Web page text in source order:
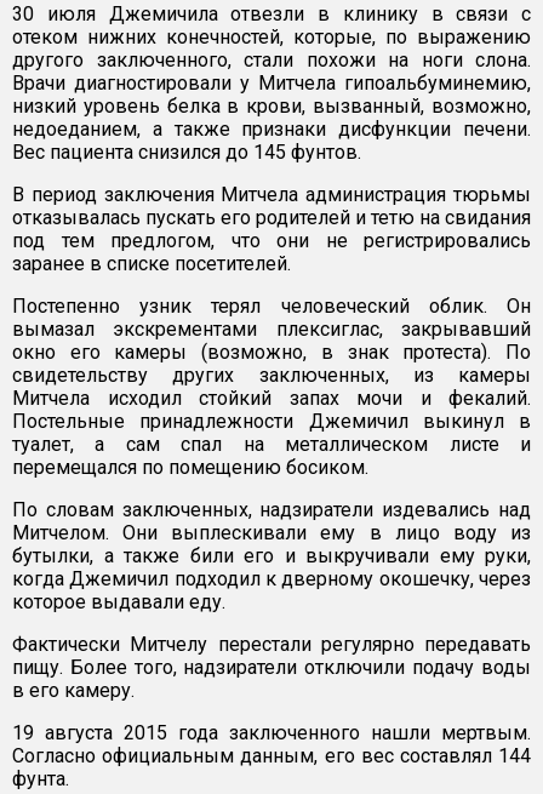
30 июля Джемичила отвезли в клинику в связи с
отеком нижних конечностей, которые, по выражению
другого заключенного, стали похожи на ноги слона.
Врачи диагностировали у Митчела гипоальбуминемию,
низкий уровень белка в крови, вызванный, возможно,
недоеданием, а также признаки дисфункции печени.
Вес пациента снизился до 145 фунтов.
В период заключения Митчела администрация тюрьмы
отказывалась пускать его родителей и тетю на свидания
под тем предлогом, что они не регистрировались
заранее в списке посетителей.
Постепенно узник терял человеческий облик. Он
вымазал экскрементами плексиглас, закрывавший
окно его камеры (возможно, в знак протеста). По
свидетельству других заключенных, из камеры
Митчела исходил стойкий запах мочи и фекалий.
Постельные принадлежности Джемичил выкинул в
туалет, а сам спал на металлическом листе и
перемещался по помещению босиком.
По словам заключенных, надзиратели издевались над
Митчелом. Они выплескивали ему в лицо воду из
бутылки, а также били его и выкручивали ему руки,
когда Джемичил подходил к дверному окошечку, через
которое выдавали еду.
Фактически Митчелу перестали регулярно передавать
пищу. Более того, надзиратели отключили подачу воды
в его камеру.
19 августа 2015 года заключенного нашли мертвым.
Согласно официальным данным, его вес составлял 144
фунта.